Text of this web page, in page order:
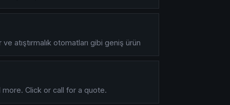
atıştırmalık otomatları gibi geniş ürün
Click or call for a quote.